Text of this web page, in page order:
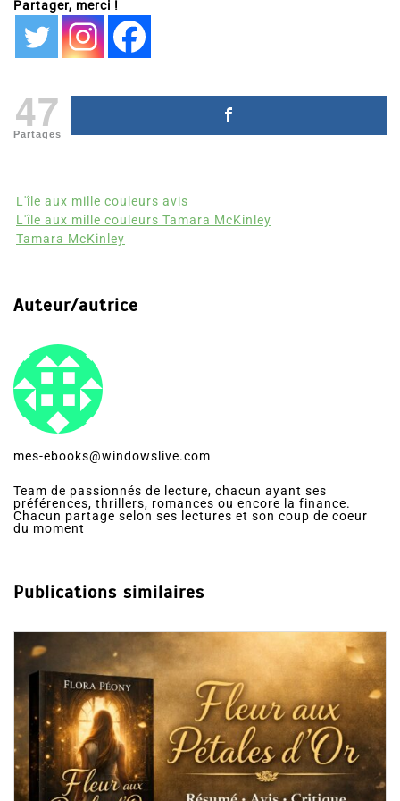
Partager, merci !
47
Partages
L'île aux mille couleurs avis
L'île aux mille couleurs Tamara McKinley
Tamara McKinley
Auteur/autrice
mes-ebooks@windowslive.com
Team de passionnés de lecture, chacun ayant ses
préférences, thrillers, romances ou encore la finance.
Chacun partage selon ses lectures et son coup de coeur
du moment
Publications similaires
Dans Romance